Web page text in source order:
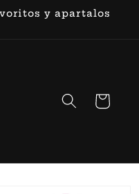
y apartalos
Carrito